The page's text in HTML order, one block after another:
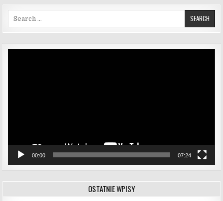
Search for:
00:00 07:24
OSTATNIE WPISY